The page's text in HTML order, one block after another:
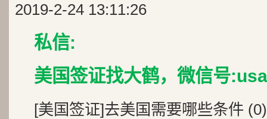
2019-2-24 13:11:26
私信:
美国签证找大鹤，微信号
[美国签证]去美国需要哪些条件